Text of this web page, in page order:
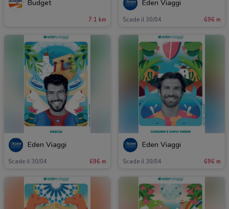
Budget
7.1 km
Eden Viaggi
Scade il 30/04 696 m
Eden Viaggi
Scade il 30/04 696 m
Eden Viaggi
Scade il 30/04 696 m